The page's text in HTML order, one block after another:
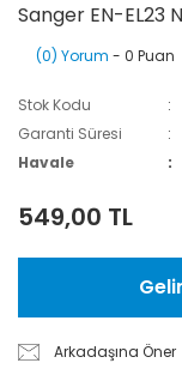
Sanger EN-EL23
(0) Yorum - 0 Puan
Stok Kodu
Garanti Süresi
Havale
549,00 TL
Arkadaşına Öner